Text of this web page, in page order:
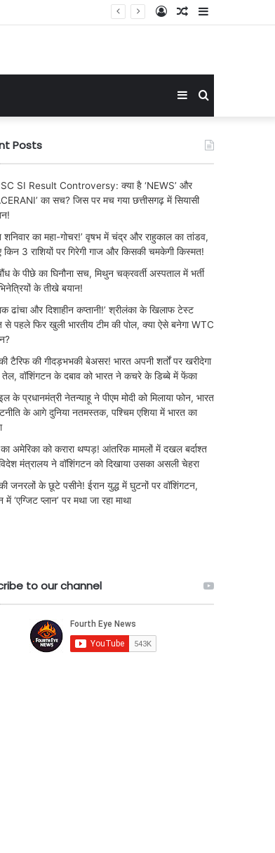
चैंपियन? Sidebar
Random
Log
Search
for
Sidebar
Posts
SI Result Controversy: क्या है ‘NEWS’ और
का सच? जिस पर मच गया छत्तीसगढ़ में सियासी
शनिवार का महा-गोचर!’ वृषभ में चंद्र और राहुकाल का तांडव,
किन 3 राशियों पर गिरेगी गाज और किसकी चमकेगी किस्मत!
के पीछे का घिनौना सच, मिथुन चक्रवर्ती अस्पताल में भर्ती
के तीखे बयान!
ढांचा और दिशाहीन कप्तानी!’ श्रीलंका के खिलाफ टेस्ट
से पहले फिर खुली भारतीय टीम की पोल, क्या ऐसे बनेगा WTC
टैरिफ की गीदड़भभकी बेअसर! भारत अपनी शर्तों पर खरीदेगा
तेल, वॉशिंगटन के दबाव को भारत ने कचरे के डिब्बे में फेंका
के प्रधानमंत्री नेतन्याहू ने पीएम मोदी को मिलाया फोन, भारत
के आगे दुनिया नतमस्तक, पश्चिम एशिया में भारत का
अमेरिका को करारा थप्पड़! आंतरिक मामलों में दखल बर्दाश्त
मंत्रालय ने वॉशिंगटन को दिखाया उसका असली चेहरा
जनरलों के छूटे पसीने! ईरान युद्ध में घुटनों पर वॉशिंगटन,
में ‘एग्जिट प्लान’ पर मथा जा रहा माथा
to our channel